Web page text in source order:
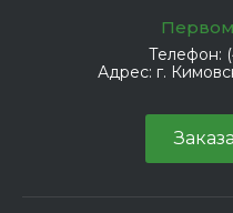
Телефон:
Адрес: г.